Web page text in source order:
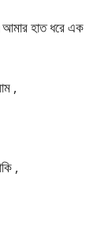
আমার হাত ধরে এক
,
,